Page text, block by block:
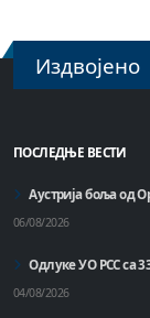
Издвојено
ПОСЛЕДЊЕ ВЕСТИ
Аустрија боља од
06/08/2026
Одлуке УО РСС са
04/08/2026